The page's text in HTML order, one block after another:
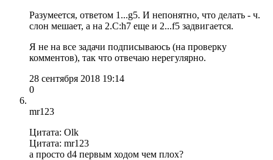
Разумеется, ответом 1...g5. И непонятно, что делать - ч.
слон мешает, а на 2.С:h7 еще и 2...f5 задвигается.
Я не на все задачи подписываюсь (на проверку
комментов), так что отвечаю нерегулярно.
28 сентября 2018 19:14
0
mr123
Цитата: Olk
Цитата: mr123
а просто d4 первым ходом чем плох?